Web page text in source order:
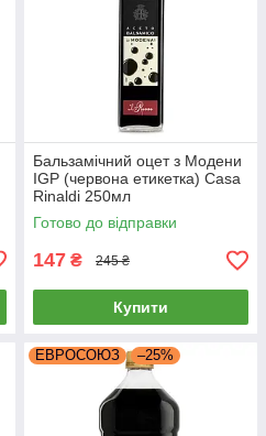
Бальзамічний оцет з Модени
IGP (червона етикетка) Casa
Rinaldi 250мл
Готово до відправки
147 ₴ 245 ₴
Купити
ЕВРОСОЮЗ –25%